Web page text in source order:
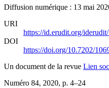
Diffusion numérique : 13 mai
URI
https://id.erudit.org/
DOI
https://doi.org/10.7202/
Un document de la revue Lien
Numéro 84, 2020, p. 4–24